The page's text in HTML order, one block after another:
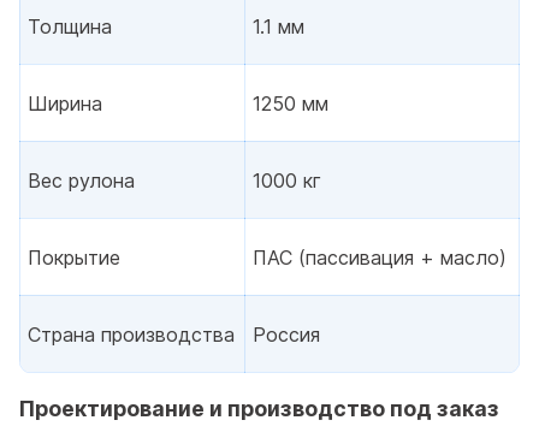
Толщина 1.1 мм
Ширина 1250 мм
Вес рулона 1000 кг
Покрытие ПАС (пассивация + масло)
Страна производства Россия
Проектирование и производство под заказ